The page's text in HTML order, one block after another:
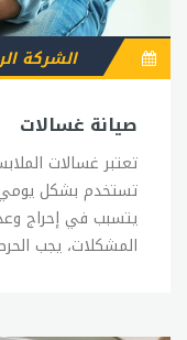
صيانة غسالات
الشركة
تعتبر غسالات
تستخدم بشكل
يتسبب في إحراج
المشكلات، يجب